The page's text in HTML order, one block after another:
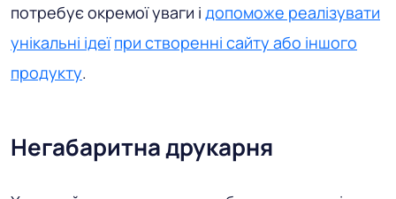
потребує окремої уваги і допоможе реалізувати
унікальні ідеї при створенні сайту або іншого
продукту.
Негабаритна друкарня